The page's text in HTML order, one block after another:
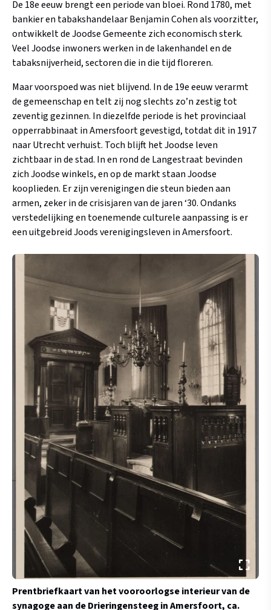
De 18e eeuw brengt een periode van bloei. Rond 1780, met
bankier en tabakshandelaar Benjamin Cohen als voorzitter,
ontwikkelt de Joodse Gemeente zich economisch sterk.
Veel Joodse inwoners werken in de lakenhandel en de
tabaksnijverheid, sectoren die in die tijd floreren.
Maar voorspoed was niet blijvend. In de 19e eeuw verarmt
de gemeenschap en telt zij nog slechts zo’n zestig tot
zeventig gezinnen. In diezelfde periode is het provinciaal
opperrabbinaat in Amersfoort gevestigd, totdat dit in 1917
naar Utrecht verhuist. Toch blijft het Joodse leven
zichtbaar in de stad. In en rond de Langestraat bevinden
zich Joodse winkels, en op de markt staan Joodse
kooplieden. Er zijn verenigingen die steun bieden aan
armen, zeker in de crisisjaren van de jaren ‘30. Ondanks
verstedelijking en toenemende culturele aanpassing is er
een uitgebreid Joods verenigingsleven in Amersfoort.
Prentbriefkaart van het vooroorlogse interieur van de
synagoge aan de Drieringensteeg in Amersfoort, ca.